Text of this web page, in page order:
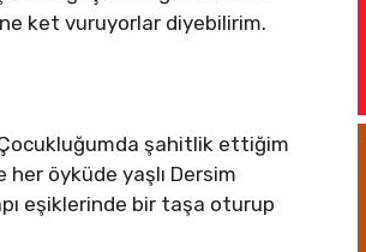
ket vuruyorlar diyebilirim.
şahitlik ettiğim
her öyküde yaşlı Dersim
eşiklerinde bir taşa oturup